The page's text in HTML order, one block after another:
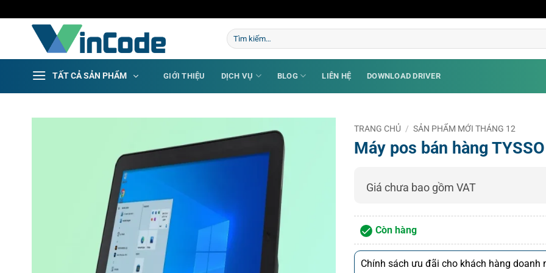
qua
Tìm
kiếm:
TẤT CẢ SẢN PHẨM GIỚI THIỆU DỊCH VỤ BLOG LIÊN HỆ DOWNLOAD DRIVER
TRANG CHỦ / SẢN PHẨM MỚI THÁNG 12
Máy pos bán hàng
Giá chưa bao gồm VAT
Còn hàng
Chính sách ưu đãi cho khách hàng doanh